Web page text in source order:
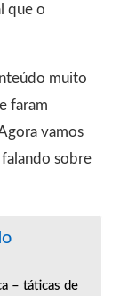
que o
muito
faram
vamos
sobre
– táticas de